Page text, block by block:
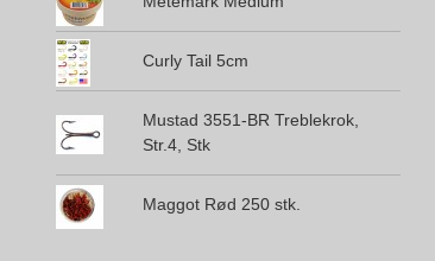
Curly Tail 5cm
Mustad 3551-BR Treblekrok,
Str.4, Stk
Maggot Rød 250 stk.